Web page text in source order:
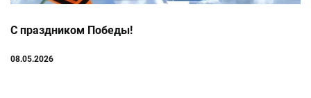
С праздником Победы!
08.05.2026